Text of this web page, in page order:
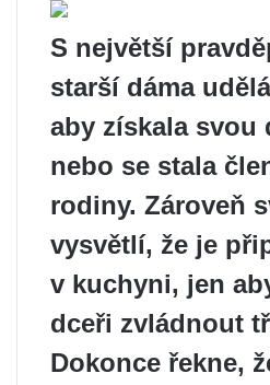
S největší
starší dáma
aby získala svou
nebo se stala
rodiny. Zároveň
vysvětlí, že je
v kuchyni, jen
dceři zvládnout
Dokonce řekne,